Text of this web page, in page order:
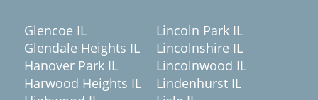
Glencoe IL
Glendale Heights IL
Hanover Park IL
Harwood Heights IL
Lincoln Park IL
Lincolnshire IL
Lincolnwood IL
Lindenhurst IL